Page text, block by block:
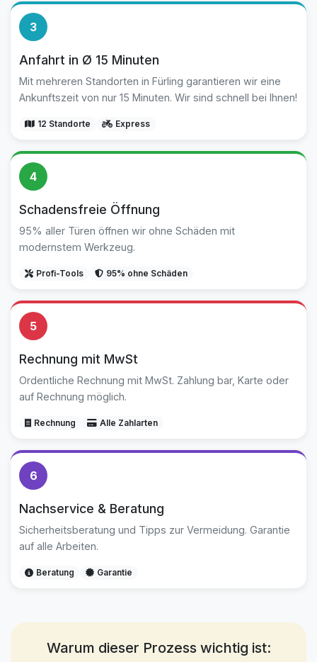
3
Anfahrt in Ø 15 Minuten
Mit mehreren Standorten in Fürling garantieren wir eine
Ankunftszeit von nur 15 Minuten. Wir sind schnell bei Ihnen!
12 Standorte Express
4
Schadensfreie Öffnung
95% aller Türen öffnen wir ohne Schäden mit
modernstem Werkzeug.
Profi-Tools 95% ohne Schäden
5
Rechnung mit MwSt
Ordentliche Rechnung mit MwSt. Zahlung bar, Karte oder
auf Rechnung möglich.
Rechnung Alle Zahlarten
6
Nachservice & Beratung
Sicherheitsberatung und Tipps zur Vermeidung. Garantie
auf alle Arbeiten.
Beratung Garantie
Warum dieser Prozess wichtig ist: